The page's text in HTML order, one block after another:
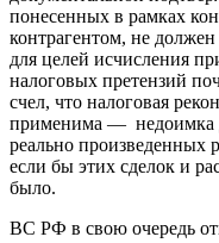
понесенных в рамках
контрагентом, не должен
для целей исчисления
налоговых претензий
счел, что налоговая
применима — недоимка
реально произведенных
если бы этих сделок и
было.
ВС РФ в свою очередь